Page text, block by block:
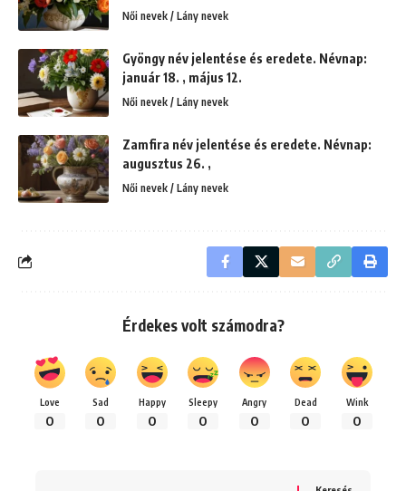
Női nevek / Lány nevek
Gyöngy név jelentése és eredete. Névnap:
január 18. , május 12.
Női nevek / Lány nevek
Zamfira név jelentése és eredete. Névnap:
augusztus 26. ,
Női nevek / Lány nevek
Érdekes volt számodra?
Love
0
Sad
0
Happy
0
Sleepy
0
Angry
0
Dead
0
Wink
0